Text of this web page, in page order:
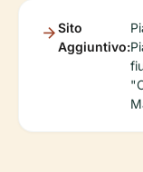
Sito
Aggiuntivo: